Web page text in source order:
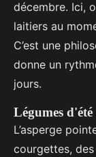
décembre. Ici,
laitiers au
C’est une
donne un
jours.
Légumes
L’asperge
courgettes,